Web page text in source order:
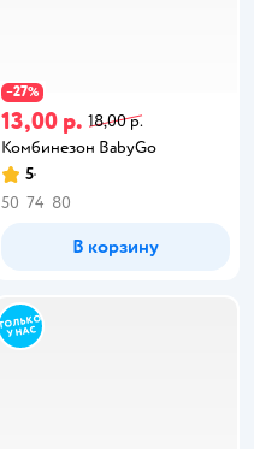
−27%
13,00 р. 18,00 р.
Комбинезон BabyGo
5
50 74 80
В корзину